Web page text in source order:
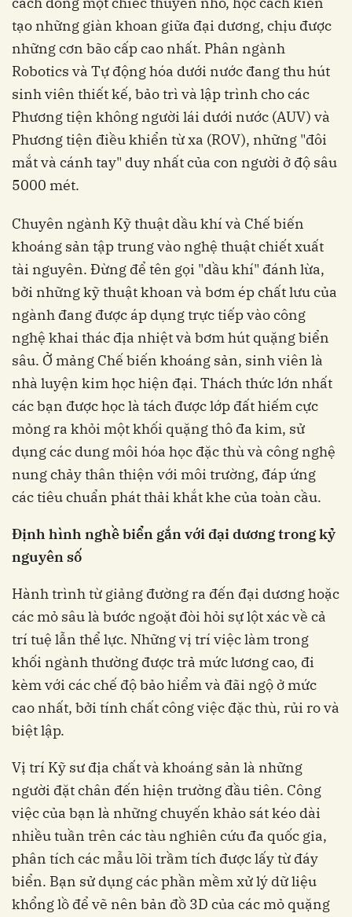
tạo những giàn khoan giữa đại dương, chịu được
những cơn bão cấp cao nhất. Phân ngành
Robotics và Tự động hóa dưới nước đang thu hút
sinh viên thiết kế, bảo trì và lập trình cho các
Phương tiện không người lái dưới nước (AUV) và
Phương tiện điều khiển từ xa (ROV), những "đôi
mắt và cánh tay" duy nhất của con người ở độ sâu
5000 mét.
Chuyên ngành Kỹ thuật dầu khí và Chế biến
khoáng sản tập trung vào nghệ thuật chiết xuất
tài nguyên. Đừng để tên gọi "dầu khí" đánh lừa,
bởi những kỹ thuật khoan và bơm ép chất lưu của
ngành đang được áp dụng trực tiếp vào công
nghệ khai thác địa nhiệt và bơm hút quặng biển
sâu. Ở mảng Chế biến khoáng sản, sinh viên là
nhà luyện kim học hiện đại. Thách thức lớn nhất
các bạn được học là tách được lớp đất hiếm cực
mỏng ra khỏi một khối quặng thô đa kim, sử
dụng các dung môi hóa học đặc thù và công nghệ
nung chảy thân thiện với môi trường, đáp ứng
các tiêu chuẩn phát thải khắt khe của toàn cầu.
Định hình nghề biển gắn với đại dương trong kỷ
nguyên số
Hành trình từ giảng đường ra đến đại dương hoặc
các mỏ sâu là bước ngoặt đòi hỏi sự lột xác về cả
trí tuệ lẫn thể lực. Những vị trí việc làm trong
khối ngành thường được trả mức lương cao, đi
kèm với các chế độ bảo hiểm và đãi ngộ ở mức
cao nhất, bởi tính chất công việc đặc thù, rủi ro và
biệt lập.
Vị trí Kỹ sư địa chất và khoáng sản là những
người đặt chân đến hiện trường đầu tiên. Công
việc của bạn là những chuyến khảo sát kéo dài
nhiều tuần trên các tàu nghiên cứu đa quốc gia,
phân tích các mẫu lõi trầm tích được lấy từ đáy
biển. Bạn sử dụng các phần mềm xử lý dữ liệu
khổng lồ để vẽ nên bản đồ 3D của các mỏ quặng